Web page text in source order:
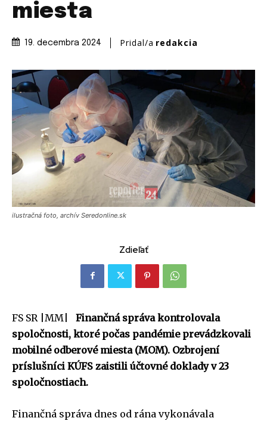
miesta
19. decembra 2024 Pridal/a redakcia
ilustračná foto, archív Seredonline.sk
Zdieľať
FS SR |MM| Finančná správa kontrolovala
spoločnosti, ktoré počas pandémie prevádzkovali
mobilné odberové miesta (MOM). Ozbrojení
príslušníci KÚFS zaistili účtovné doklady v 23
spoločnostiach.
Finančná správa dnes od rána vykonávala